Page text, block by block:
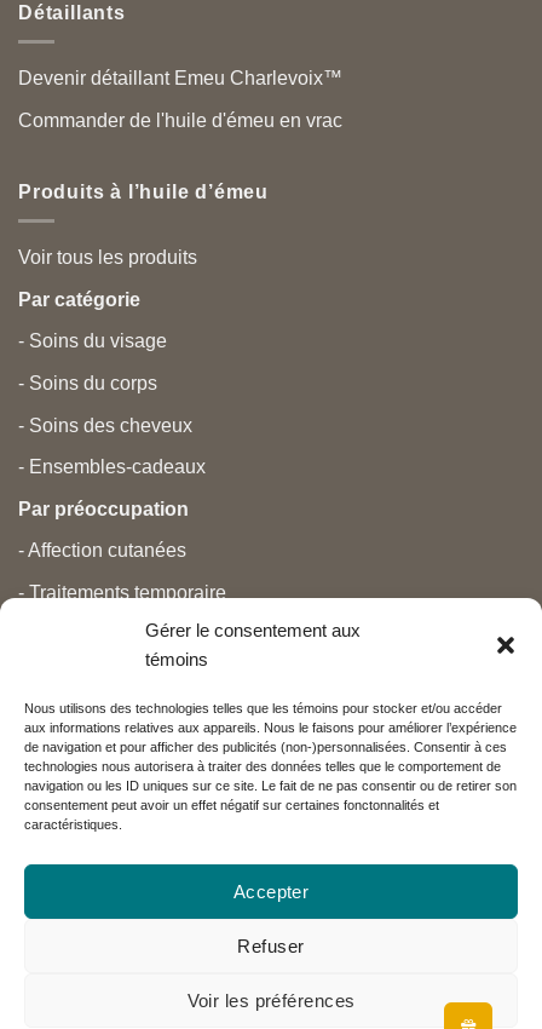
Gérer le consentement aux
témoins
Nous utilisons des technologies telles que les témoins pour stocker et/ou accéder
aux informations relatives aux appareils. Nous le faisons pour améliorer l’expérience
de navigation et pour afficher des publicités (non-)personnalisées. Consentir à ces
technologies nous autorisera à traiter des données telles que le comportement de
navigation ou les ID uniques sur ce site. Le fait de ne pas consentir ou de retirer son
consentement peut avoir un effet négatif sur certaines fonctonnalités et
caractéristiques.
Accepter
Refuser
Voir les préférences
Détaillants
Devenir détaillant Emeu Charlevoix™
Commander de l'huile d'émeu en vrac
Produits à l’huile d’émeu
Voir tous les produits
Par catégorie
- Soins du visage
- Soins du corps
- Soins des cheveux
- Ensembles-cadeaux
Par préoccupation
- Affection cutanées
- Traitements temporaire
- Grossesse et nouveau-né
- Anti-âge et beauté
Nos partenaires